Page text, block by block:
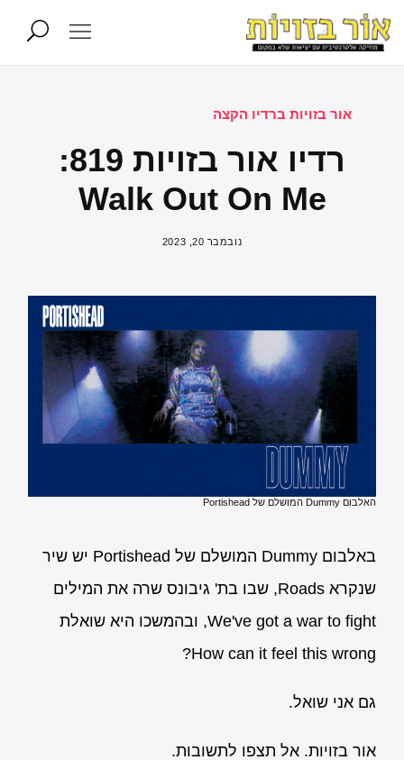
אור בזויות ברדיו הקצה
רדיו אור בזויות 819:
Walk Out On Me
נובמבר 20, 2023
האלבום Dummy המושלם של Portishead
באלבום Dummy המושלם של Portishead יש שיר
שנקרא Roads, שבו בת' גיבונס שרה את המילים
We've got a war to fight, ובהמשכו היא שואלת
How can it feel this wrong?
גם אני שואל.
אור בזויות. אל תצפו לתשובות.